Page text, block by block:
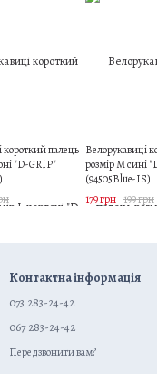
короткий палець
"D-GRIP"
Велорукавиці
розмір M сині
(94505Blue-IS)
179 грн 199 грн
Контактна інформація
073 283-24-42
067 283-24-42
Передзвонити вам?